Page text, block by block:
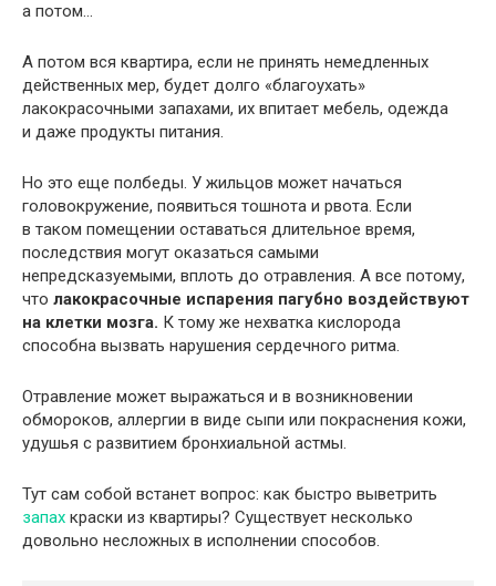
а потом…
А потом вся квартира, если не принять немедленных
действенных мер, будет долго «благоухать»
лакокрасочными запахами, их впитает мебель, одежда
и даже продукты питания.
Но это еще полбеды. У жильцов может начаться
головокружение, появиться тошнота и рвота. Если
в таком помещении оставаться длительное время,
последствия могут оказаться самыми
непредсказуемыми, вплоть до отравления. А все потому,
что лакокрасочные испарения пагубно воздействуют
на клетки мозга. К тому же нехватка кислорода
способна вызвать нарушения сердечного ритма.
Отравление может выражаться и в возникновении
обмороков, аллергии в виде сыпи или покраснения кожи,
удушья с развитием бронхиальной астмы.
Тут сам собой встанет вопрос: как быстро выветрить
запах краски из квартиры? Существует несколько
довольно несложных в исполнении способов.